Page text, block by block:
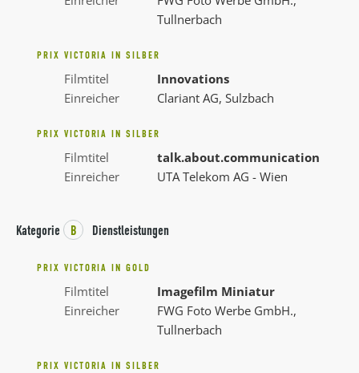
Tullnerbach
PRIX VICTORIA IN SILBER
Filmtitel
Innovations
Einreicher
Clariant AG, Sulzbach
PRIX VICTORIA IN SILBER
Filmtitel
talk.about.communication
Einreicher
UTA Telekom AG - Wien
Kategorie B Dienstleistungen
PRIX VICTORIA IN GOLD
Filmtitel
Imagefilm Miniatur
Einreicher
FWG Foto Werbe GmbH.,
Tullnerbach
PRIX VICTORIA IN SILBER